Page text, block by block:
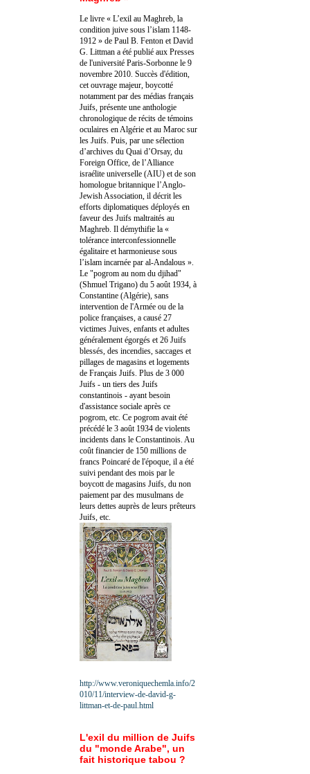
Le livre « L’exil au Maghreb, la
condition juive sous l’islam 1148-
1912 » de Paul B. Fenton et David
G. Littman a été publié aux Presses
de l'université Paris-Sorbonne le 9
novembre 2010. Succès d'édition,
cet ouvrage majeur, boycotté
notamment par des médias français
Juifs, présente une anthologie
chronologique de récits de témoins
oculaires en Algérie et au Maroc sur
les Juifs. Puis, par une sélection
d’archives du Quai d’Orsay, du
Foreign Office, de l’Alliance
israélite universelle (AIU) et de son
homologue britannique l’Anglo-
Jewish Association, il décrit les
efforts diplomatiques déployés en
faveur des Juifs maltraités au
Maghreb. Il démythifie la «
tolérance interconfessionnelle
égalitaire et harmonieuse sous
l’islam incarnée par al-Andalous ».
Le "pogrom au nom du djihad"
(Shmuel Trigano) du 5 août 1934, à
Constantine (Algérie), sans
intervention de l'Armée ou de la
police françaises, a causé 27
victimes Juives, enfants et adultes
généralement égorgés et 26 Juifs
blessés, des incendies, saccages et
pillages de magasins et logements
de Français Juifs. Plus de 3 000
Juifs - un tiers des Juifs
constantinois - ayant besoin
d'assistance sociale après ce
pogrom, etc. Ce pogrom avait été
précédé le 3 août 1934 de violents
incidents dans le Constantinois. Au
coût financier de 150 millions de
francs Poincaré de l'époque, il a été
suivi pendant des mois par le
boycott de magasins Juifs, du non
paiement par des musulmans de
leurs dettes auprès de leurs prêteurs
Juifs, etc.
http://www.veroniquechemla.info/2
010/11/interview-de-david-g-
littman-et-de-paul.html
L'exil du million de Juifs
du "monde Arabe", un
fait historique tabou ?